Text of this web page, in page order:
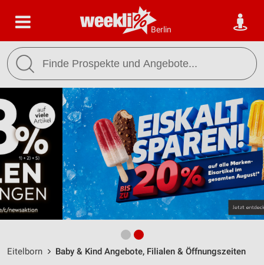
Berlin
Eitelborn Baby & Kind Angebote, Filialen & Öffnungszeiten